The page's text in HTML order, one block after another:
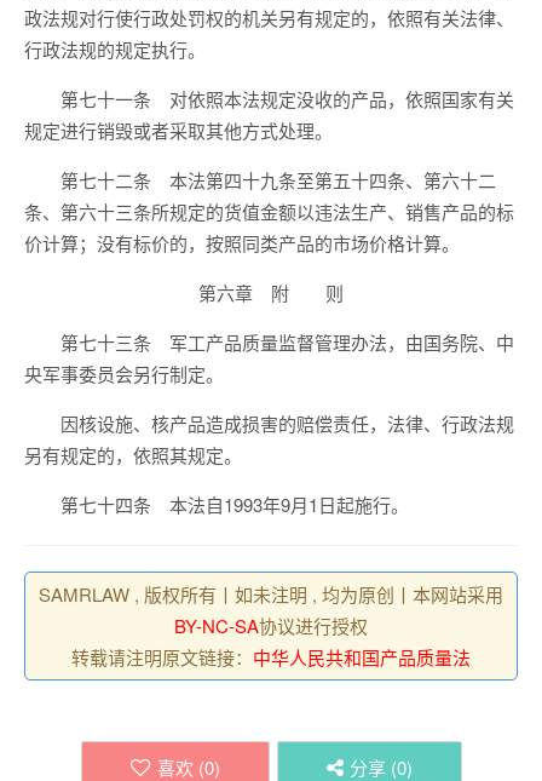
政法规对行使行政处罚权的机关另有规定的，依照有关法律、
行政法规的规定执行。
第七十一条 对依照本法规定没收的产品，依照国家有关
规定进行销毁或者采取其他方式处理。
第七十二条 本法第四十九条至第五十四条、第六十二
条、第六十三条所规定的货值金额以违法生产、销售产品的标
价计算；没有标价的，按照同类产品的市场价格计算。
第六章 附 则
第七十三条 军工产品质量监督管理办法，由国务院、中
央军事委员会另行制定。
因核设施、核产品造成损害的赔偿责任，法律、行政法规
另有规定的，依照其规定。
第七十四条 本法自1993年9月1日起施行。
SAMRLAW , 版权所有丨如未注明 , 均为原创丨本网站采用
BY-NC-SA协议进行授权
转载请注明原文链接： 中华人民共和国产品质量法
喜欢 (0) 分享 (0)